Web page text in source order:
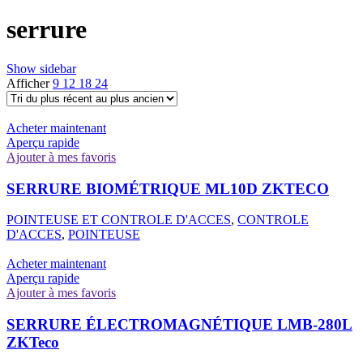
serrure
Show sidebar
Afficher9 12 18 24
Acheter maintenant
Aperçu rapide
Ajouter à mes favoris
SERRURE BIOMÉTRIQUE ML10D ZKTECO
POINTEUSE ET CONTROLE D'ACCES, CONTROLE
D'ACCES, POINTEUSE
Acheter maintenant
Aperçu rapide
Ajouter à mes favoris
SERRURE ÉLECTROMAGNÉTIQUE LMB-280L
ZKTeco